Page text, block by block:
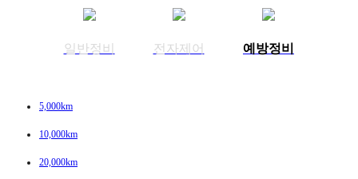
일반정비 전자제어 예방정비
5,000km
10,000km
20,000km